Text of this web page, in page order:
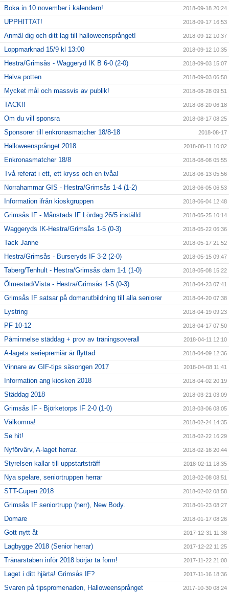
Boka in 10 november i kalendern! 2018-09-18 20:24
UPPHITTAT! 2018-09-17 16:53
Anmäl dig och ditt lag till halloweensprånget! 2018-09-12 10:37
Loppmarknad 15/9 kl 13:00 2018-09-12 10:35
Hestra/Grimsås - Waggeryd IK B 6-0 (2-0) 2018-09-03 15:07
Halva potten 2018-09-03 06:50
Mycket mål och massvis av publik! 2018-08-28 09:51
TACK!! 2018-08-20 06:18
Om du vill sponsra 2018-08-17 08:25
Sponsorer till enkronasmatcher 18/8-18 2018-08-17
Halloweensprånget 2018 2018-08-11 10:02
Enkronasmatcher 18/8 2018-08-08 05:55
Två referat i ett, ett kryss och en tvåa! 2018-06-13 05:56
Norrahammar GIS - Hestra/Grimsås 1-4 (1-2) 2018-06-05 06:53
Information ifrån kioskgruppen 2018-06-04 12:48
Grimsås IF - Månstads IF Lördag 26/5 inställd 2018-05-25 10:14
Waggeryds IK-Hestra/Grimsås 1-5 (0-3) 2018-05-22 06:36
Tack Janne 2018-05-17 21:52
Hestra/Grimsås - Burseryds IF 3-2 (2-0) 2018-05-15 09:47
Taberg/Tenhult - Hestra/Grimsås dam 1-1 (1-0) 2018-05-08 15:22
Ölmestad/Vista - Hestra/Grimsås 1-5 (0-3) 2018-04-23 07:41
Grimsås IF satsar på domarutbildning till alla seniorer 2018-04-20 07:38
Lystring 2018-04-19 09:23
PF 10-12 2018-04-17 07:50
Påminnelse städdag + prov av träningsoverall 2018-04-11 12:10
A-lagets seriepremiär är flyttad 2018-04-09 12:36
Vinnare av GIF-tips säsongen 2017 2018-04-08 11:41
Information ang kiosken 2018 2018-04-02 20:19
Städdag 2018 2018-03-21 03:09
Grimsås IF - Björketorps IF 2-0 (1-0) 2018-03-06 08:05
Välkomna! 2018-02-24 14:35
Se hit! 2018-02-22 16:29
Nyförvärv, A-laget herrar. 2018-02-16 20:44
Styrelsen kallar till uppstartsträff 2018-02-11 18:35
Nya spelare, seniortruppen herrar 2018-02-08 08:51
STT-Cupen 2018 2018-02-02 08:58
Grimsås IF seniortrupp (herr), New Body. 2018-01-23 08:27
Domare 2018-01-17 08:26
Gott nytt åt 2017-12-31 11:38
Lagbygge 2018 (Senior herrar) 2017-12-22 11:25
Tränarstaben inför 2018 börjar ta form! 2017-11-22 21:00
Laget i ditt hjärta! Grimsås IF? 2017-11-16 18:36
Svaren på tipspromenaden, Halloweensprånget 2017-10-30 08:24